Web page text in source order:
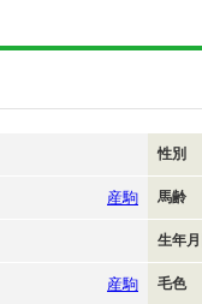
性別
産駒 馬齢
生年
産駒 毛色